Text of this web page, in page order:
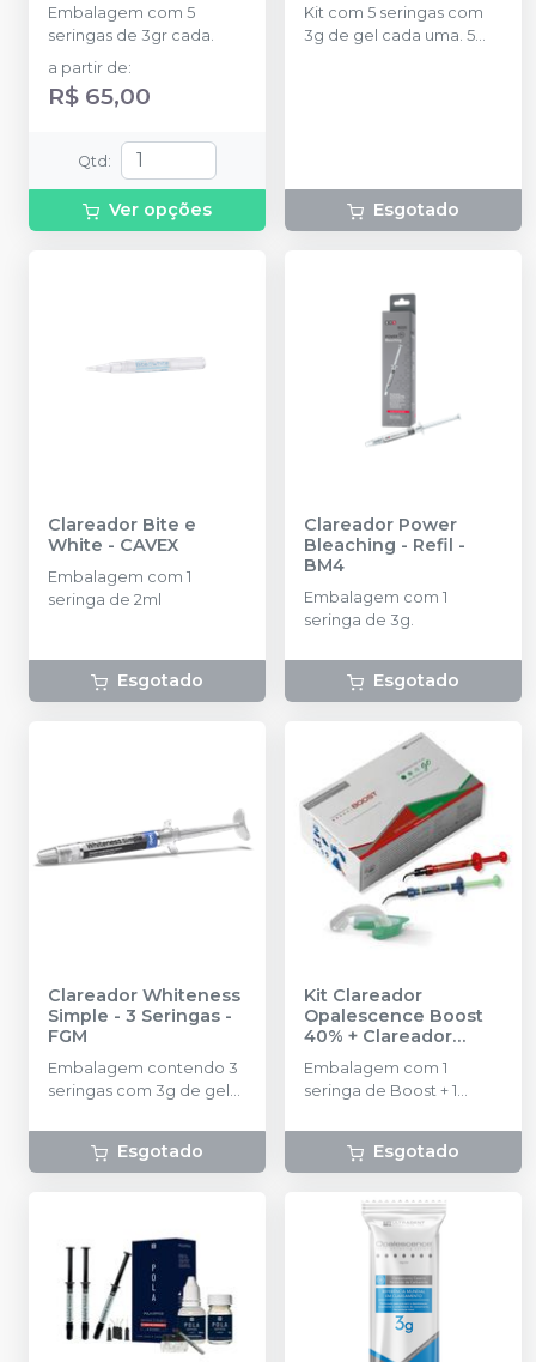
Embalagem com 5
seringas de 3gr cada.
a partir de:
R$ 65,00
Qtd:
Ver opções
Kit com 5 seringas com
3g de gel cada uma. 5
Esgotado
Clareador Bite e
White - CAVEX
Embalagem com 1
seringa de 2ml
Esgotado
Clareador Power
Bleaching - Refil -
BM4
Embalagem com 1
seringa de 3g.
Esgotado
Clareador Whiteness
Simple - 3 Seringas -
FGM
Embalagem contendo 3
seringas com 3g de gel
Esgotado
Kit Clareador
Opalescence Boost
40% + Clareador
Opalescence GO 15%
+ Protetor Gengival
Opaldan-
Embalagem com 1
seringa de Boost + 1
Green + 5 blisters de Go
15% + 4 Black Mini Tip.
Esgotado